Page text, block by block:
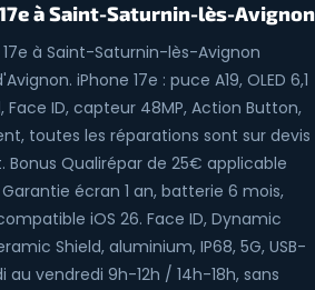
à Saint-Saturnin-lès-Avignon
à Saint-Saturnin-lès-Avignon
iPhone 17e : puce A19, OLED 6,1
Face ID, capteur 48MP, Action Button,
toutes les réparations sont sur devis
Qualirépar de 25€ applicable
écran 1 an, batterie 6 mois,
iOS 26. Face ID, Dynamic
Shield, aluminium, IP68, 5G, USB-
au vendredi 9h-12h / 14h-18h, sans